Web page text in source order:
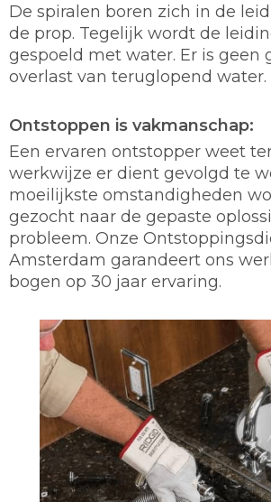
De spiralen boren zich in de
de prop. Tegelijk wordt de
gespoeld met water. Er is geen
overlast van teruglopend water.
Ontstoppen is vakmanschap:
Een ervaren ontstopper weet
werkwijze er dient gevolgd te
moeilijkste omstandigheden
gezocht naar de gepaste
probleem. Onze
Amsterdam garandeert ons
bogen op 30 jaar ervaring.